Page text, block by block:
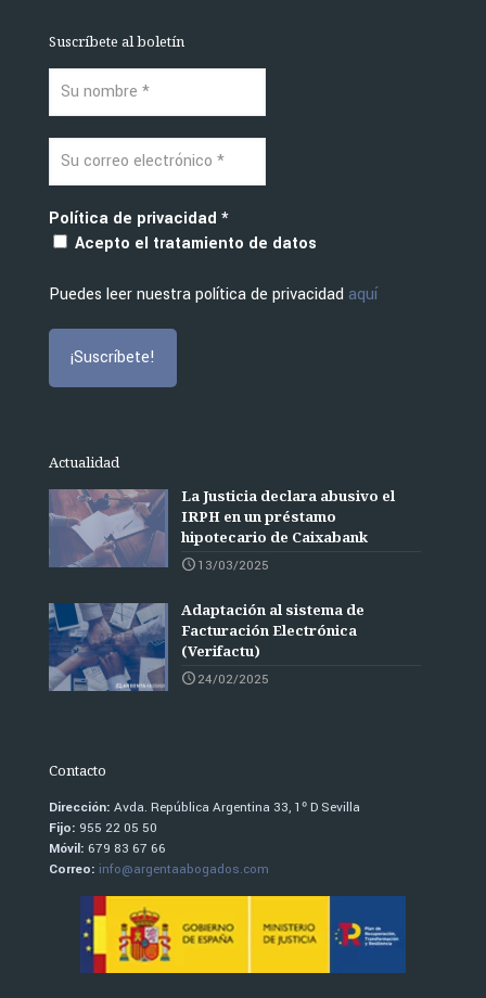
Suscríbete al boletín
Política de privacidad *
Acepto el tratamiento de datos
Puedes leer nuestra política de privacidad aquí
Actualidad
La Justicia declara abusivo el
IRPH en un préstamo
hipotecario de Caixabank
13/03/2025
Adaptación al sistema de
Facturación Electrónica
(Verifactu)
24/02/2025
Contacto
Dirección: Avda. República Argentina 33, 1º D Sevilla
Fijo: 955 22 05 50
Móvil: 679 83 67 66
Correo: info@argentaabogados.com